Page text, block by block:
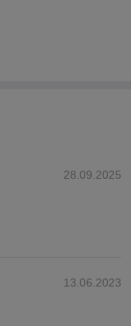
28.09.2025
13.06.2023